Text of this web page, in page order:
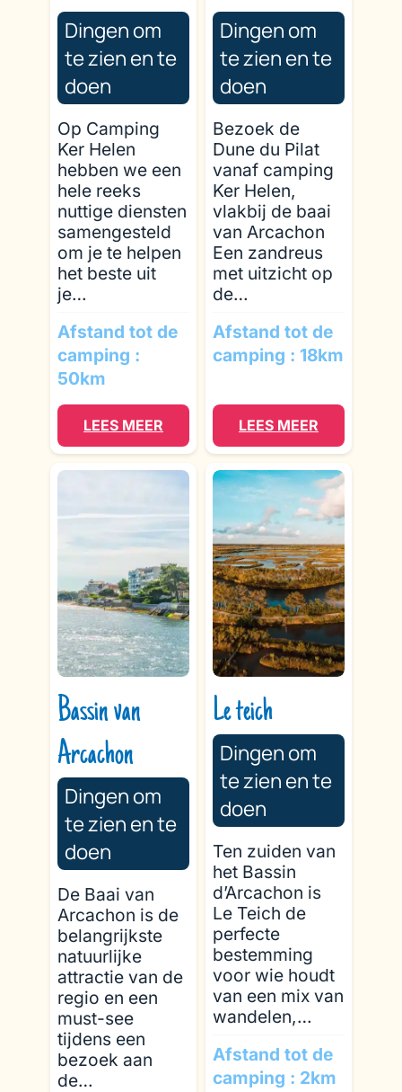
Dingen om
te zien en te
doen
Op Camping
Ker Helen
hebben we een
hele reeks
nuttige diensten
samengesteld
om je te helpen
het beste uit
je…
Afstand tot de
camping :
50km
LEES MEER
Dingen om
te zien en te
doen
Bezoek de
Dune du Pilat
vanaf camping
Ker Helen,
vlakbij de baai
van Arcachon
Een zandreus
met uitzicht op
de…
Afstand tot de
camping : 18km
LEES MEER
Bassin van
Arcachon
Dingen om
te zien en te
doen
De Baai van
Arcachon is de
belangrijkste
natuurlijke
attractie van de
regio en een
must-see
tijdens een
bezoek aan
de…
Le teich
Dingen om
te zien en te
doen
Ten zuiden van
het Bassin
d’Arcachon is
Le Teich de
perfecte
bestemming
voor wie houdt
van een mix van
wandelen,…
Afstand tot de
camping : 2km